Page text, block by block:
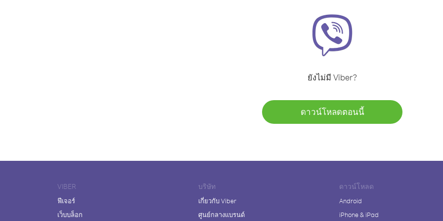
ยังไม่มี Viber?
ดาวน์โหลดตอนนี้
VIBER
ฟีเจอร์
เว็บบล็อก
บริษัท
เกี่ยวกับ Viber
ศูนย์กลางแบรนด์
ดาวน์โหลด
Android
iPhone & iPad